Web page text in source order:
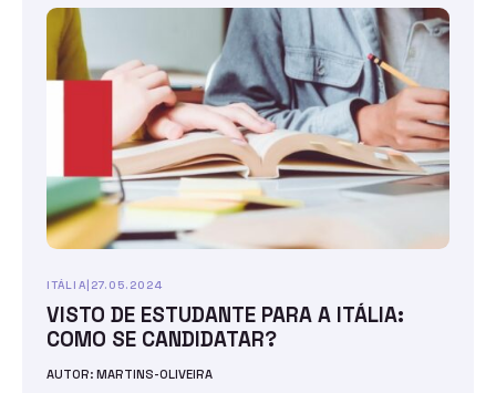
ITÁLIA 27.05.2024
VISTO DE ESTUDANTE PARA A ITÁLIA:
COMO SE CANDIDATAR?
AUTOR: MARTINS-OLIVEIRA